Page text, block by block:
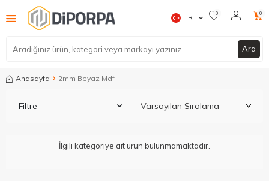
Ara
TR 0 0
Anasayfa 2mm Beyaz Mdf
Filtre
İlgili kategoriye ait ürün bulunmamaktadır.